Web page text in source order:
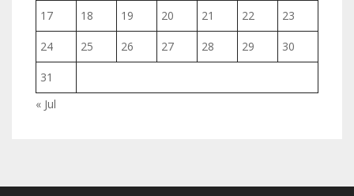
17 18 19 20 21 22 23
24 25 26 27 28 29 30
31
« Jul